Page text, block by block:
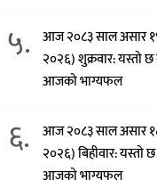
५.
आज २०८३ साल असार
२०२६) शुक्रवार: यस्तो
आजको भाग्यफल
६.
आज २०८३ साल असार
२०२६) बिहीवार: यस्तो
आजको भाग्यफल